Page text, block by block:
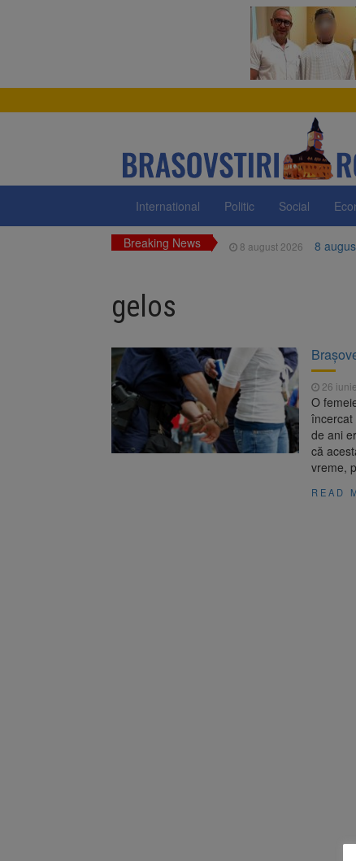
International Politic Social
Breaking News 8 august 2026 8
7 august 2026
Trafic
medicale
8 august 2026 Se
gelos
26
O
încercat
de ani
că
vreme,
READ